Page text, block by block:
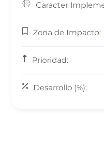
Caracter
Zona de Impacto:
Prioridad:
Desarrollo (%):